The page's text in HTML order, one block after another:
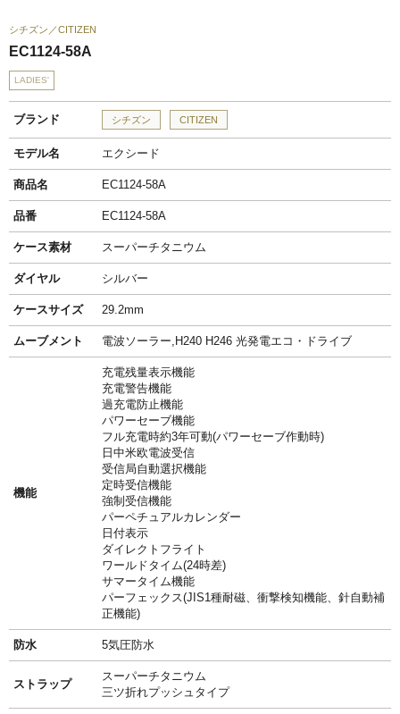
シチズン CITIZEN
EC1124-58A
LADIES'
ブランド シチズン CITIZEN
モデル名 エクシード
商品名 EC1124-58A
品番 EC1124-58A
ケース素材 スーパーチタニウム
ダイヤル シルバー
ケースサイズ 29.2mm
ムーブメント 電波ソーラー,H240 H246 光発電エコ・ドライブ
機能
充電残量表示機能
充電警告機能
過充電防止機能
パワーセーブ機能
フル充電時約3年可動(パワーセーブ作動時)
日中米欧電波受信
受信局自動選択機能
定時受信機能
強制受信機能
パーペチュアルカレンダー
日付表示
ダイレクトフライト
ワールドタイム(24時差)
サマータイム機能
パーフェックス(JIS1種耐磁、衝撃検知機能、針自動補
正機能)
防水 5気圧防水
ストラップ
スーパーチタニウム
三ツ折れプッシュタイプ